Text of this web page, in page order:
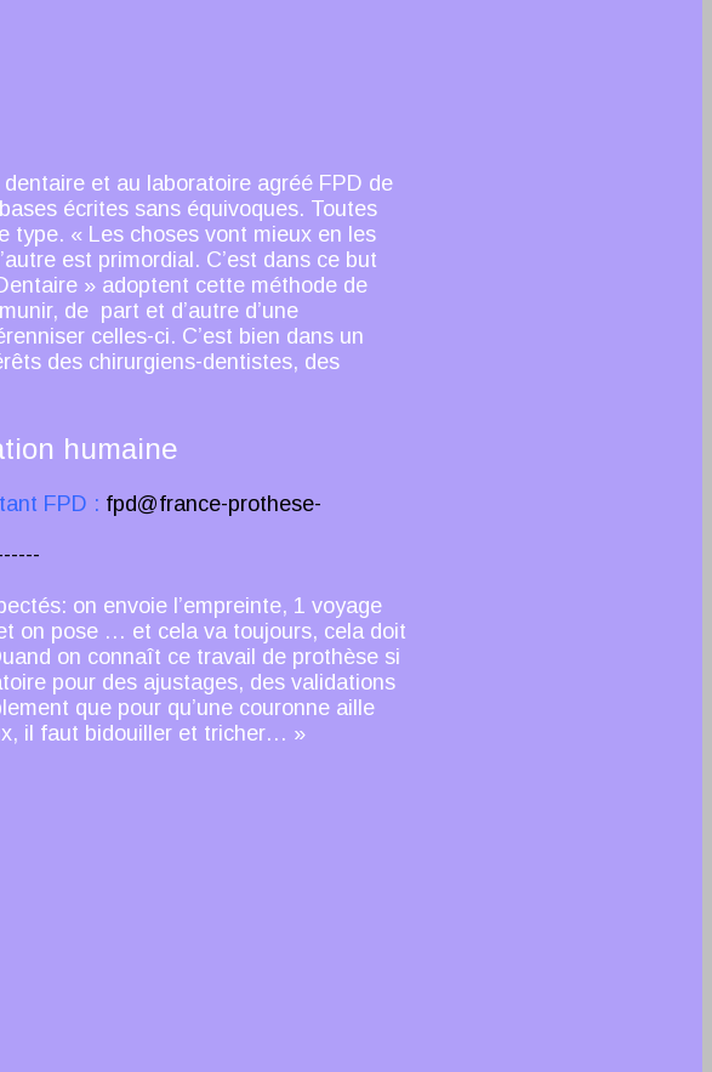
et au laboratoire agréé FPD de
écrites sans équivoques. Toutes
type. « Les choses vont mieux en les
est primordial. C’est dans ce but
» adoptent cette méthode de
de part et d’autre d’une
celles-ci. C’est bien dans un
des chirurgiens-dentistes, des
humaine
FPD : fpd@france-prothese-
on envoie l’empreinte, 1 voyage
on pose … et cela va toujours, cela doit
on connaît ce travail de prothèse si
pour des ajustages, des validations
que pour qu’une couronne aille
il faut bidouiller et tricher… »